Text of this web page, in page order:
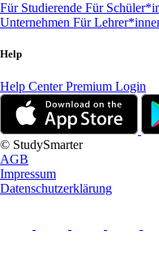
Für Studierende Für
Unternehmen Für
Help
Help CenterPremium Login
© StudySmarter
AGB
Impressum
Datenschutzerklärung